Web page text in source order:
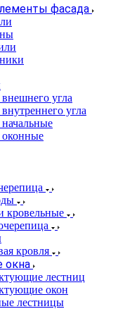
фасада
угла
угла
кровельные
кровля
окна
лестниц
окон
лестницы